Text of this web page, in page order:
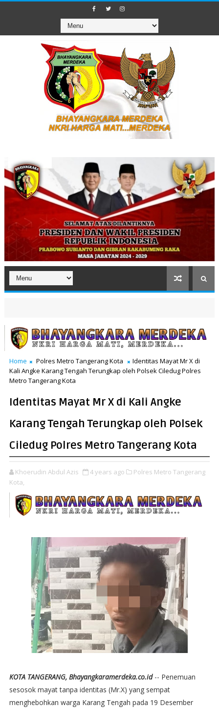
Home Polres Metro Tangerang Kota
Identitas Mayat Mr X di
Kali Angke Karang Tengah Terungkap oleh Polsek Ciledug Polres
Metro Tangerang Kota
Identitas Mayat Mr X di Kali Angke
Karang Tengah Terungkap oleh Polsek
Ciledug Polres Metro Tangerang Kota
Khoerudin Abdul Azis 4 years ago
Polres Metro Tangerang
Kota,
KOTA TANGERANG, Bhayangkaramerdeka.co.id-- Penemuan
sesosok mayat tanpa identitas (Mr.X) yang sempat
menghebohkan warga Karang Tengah pada 19 Desember